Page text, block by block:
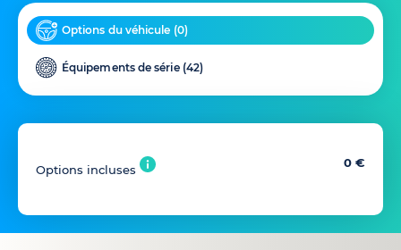
Options du véhicule (0)
Équipements de série (42)
Options incluses 0 €